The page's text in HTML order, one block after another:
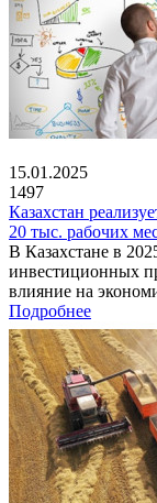
15.01.2025
1497
Казахстан
20 тыс. рабочих
В Казахстане в
инвестиционных
влияние на
Подробнее